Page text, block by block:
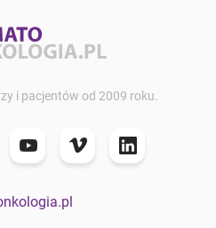
i pacjentów od 2009 roku.